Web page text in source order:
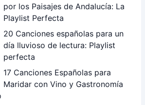
por los Paisajes de Andalucía: La
Playlist Perfecta
20 Canciones españolas para un
día lluvioso de lectura: Playlist
perfecta
17 Canciones Españolas para
Maridar con Vino y Gastronomía